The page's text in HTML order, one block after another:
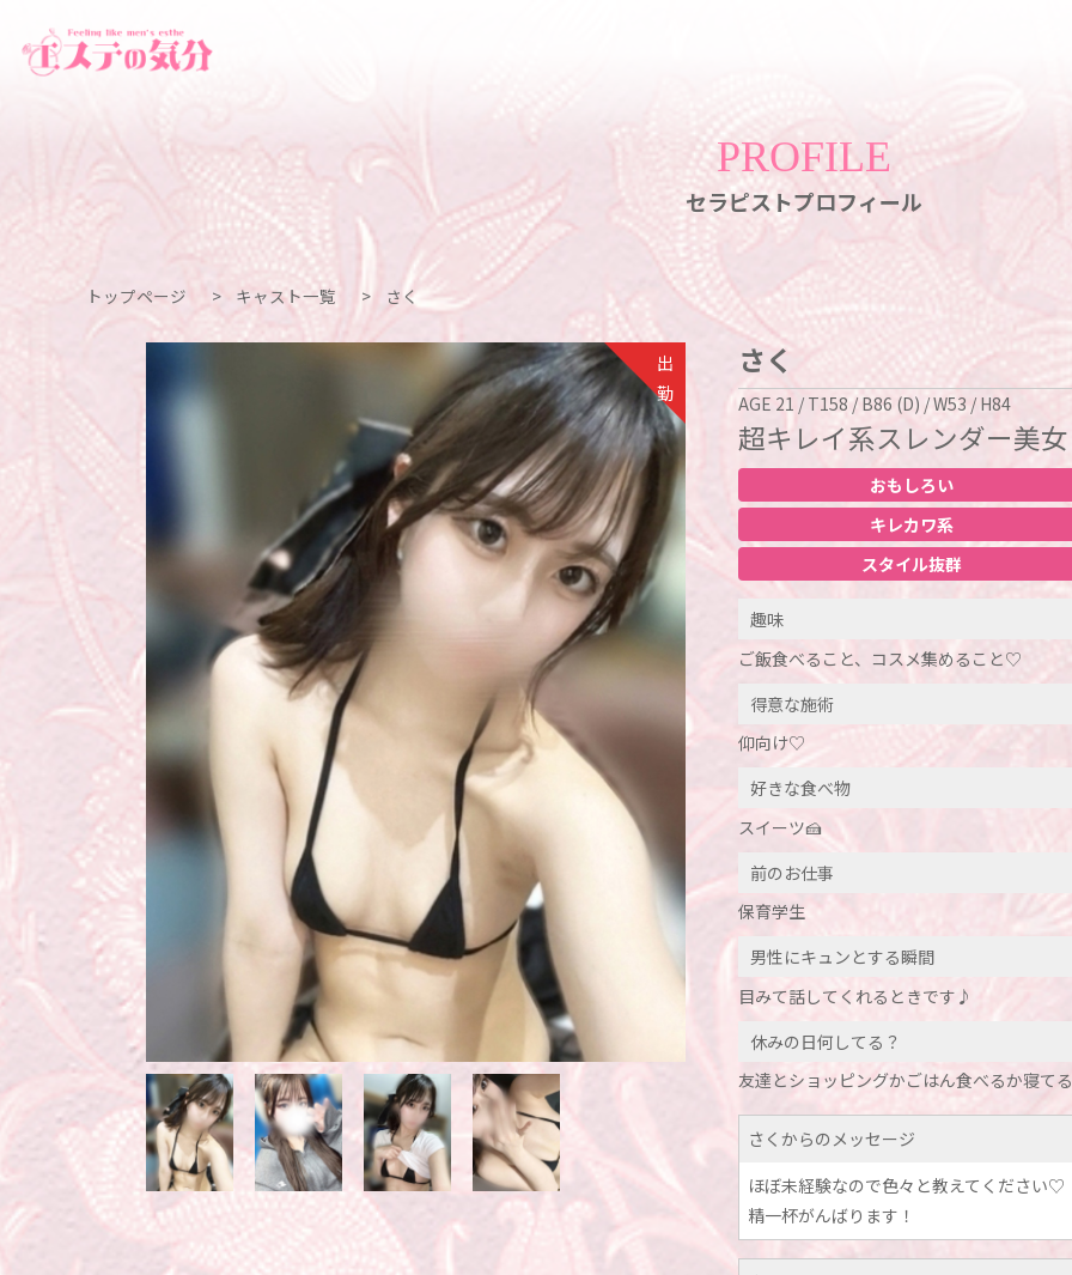
セラピストプロフィール
PROFILE
トップページ > キャスト一覧 > さく
出
勤
さく
AGE 21 / T158 / B86 (D) / W53 / H84
超キレイ系スレンダー美女
おもしろい
キレカワ系
スタイル抜群
趣味
ご飯食べること、コスメ集めること♡
得意な施術
仰向け♡
好きな食べ物
スイーツ🍰
前のお仕事
保育学生
男性にキュンとする瞬間
目みて話してくれるときです♪
休みの日何してる？
友達とショッピングかごはん食べるか寝て
さくからのメッセージ
ほぼ未経験なので色々と教えてください♡
精一杯がんばります！